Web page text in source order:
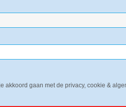
akkoord gaan met de privacy, cookie &